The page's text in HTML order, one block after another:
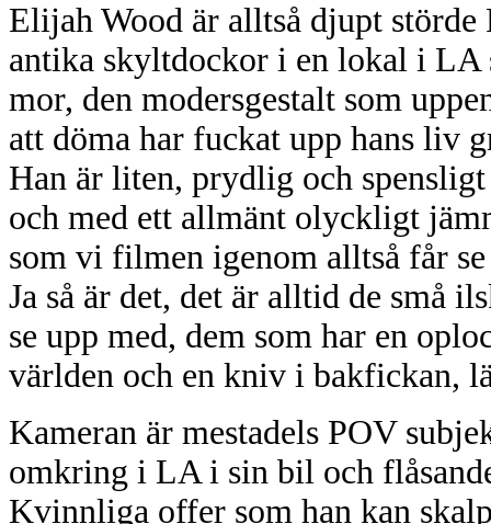
Elijah Wood är alltså djupt
antika skyltdockor i en lokal i LA
mor, den modersgestalt som
att döma har fuckat upp hans liv
Han är liten, prydlig och
och med ett allmänt olyckligt
som vi filmen igenom alltså får
Ja så är det, det är alltid de små
se upp med, dem som har en
världen och en kniv i bakfickan,
Kameran är mestadels POV
omkring i LA i sin bil och
Kvinnliga offer som han kan